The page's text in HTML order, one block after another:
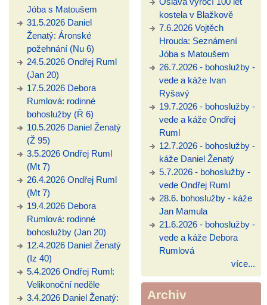
Jóba s Matoušem
31.5.2026 Daniel
Ženatý: Áronské
požehnání (Nu 6)
24.5.2026 Ondřej Ruml
(Jan 20)
17.5.2026 Debora
Rumlová: rodinné
bohoslužby (Ř 6)
10.5.2026 Daniel Ženatý
(Ž 95)
3.5.2026 Ondřej Ruml
(Mt 7)
26.4.2026 Ondřej Ruml
(Mt 7)
19.4.2026 Debora
Rumlová: rodinné
bohoslužby (Jan 20)
12.4.2026 Daniel Ženatý
(Iz 40)
5.4.2026 Ondřej Ruml:
Velikonoční neděle
3.4.2026 Daniel Ženatý:
kostela v Blažkově
7.6.2026 Vojtěch
Hrouda: Seznámení
Jóba s Matoušem
26.7.2026 - bohoslužby -
vede a káže Ivan
Ryšavý
19.7.2026 - bohoslužby -
vede a káže Ondřej
Ruml
12.7.2026 - bohoslužby -
káže Daniel Ženatý
5.7.2026 - bohoslužby -
vede Ondřej Ruml
28.6. bohoslužby - káže
Jan Mamula
21.6.2026 - bohoslužby -
vede a káže Debora
Rumlová
více...
Archiv